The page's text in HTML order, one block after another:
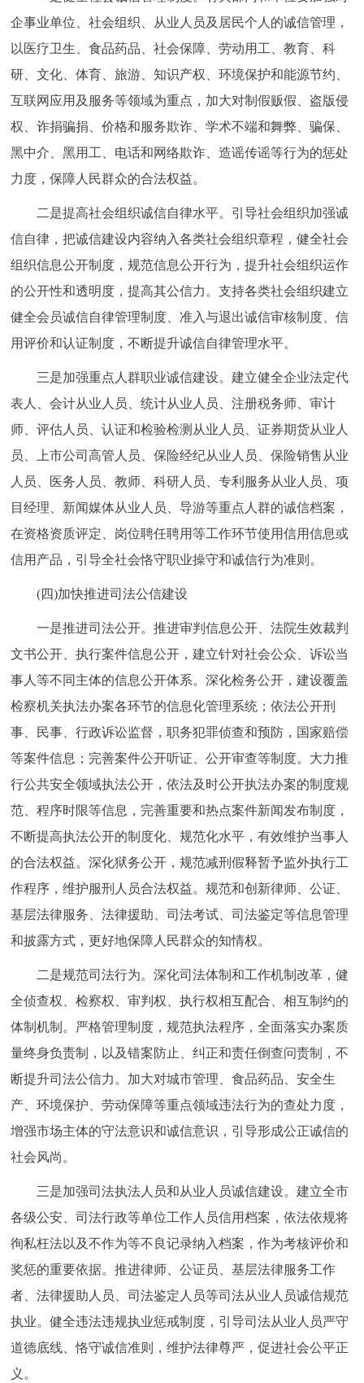
企事业单位、社会组织、从业人员及居民个人的诚信管理，
以医疗卫生、食品药品、社会保障、劳动用工、教育、科
研、文化、体育、旅游、知识产权、环境保护和能源节约、
互联网应用及服务等领域为重点，加大对制假贩假、盗版侵
权、诈捐骗捐、价格和服务欺诈、学术不端和舞弊、骗保、
黑中介、黑用工、电话和网络欺诈、造谣传谣等行为的惩处
力度，保障人民群众的合法权益。
二是提高社会组织诚信自律水平。引导社会组织加强诚
信自律，把诚信建设内容纳入各类社会组织章程，健全社会
组织信息公开制度，规范信息公开行为，提升社会组织运作
的公开性和透明度，提高其公信力。支持各类社会组织建立
健全会员诚信自律管理制度、准入与退出诚信审核制度、信
用评价和认证制度，不断提升诚信自律管理水平。
三是加强重点人群职业诚信建设。建立健全企业法定代
表人、会计从业人员、统计从业人员、注册税务师、审计
师、评估人员、认证和检验检测从业人员、证券期货从业人
员、上市公司高管人员、保险经纪从业人员、保险销售从业
人员、医务人员、教师、科研人员、专利服务从业人员、项
目经理、新闻媒体从业人员、导游等重点人群的诚信档案，
在资格资质评定、岗位聘任聘用等工作环节使用信用信息或
信用产品，引导全社会恪守职业操守和诚信行为准则。
(四)加快推进司法公信建设
一是推进司法公开。推进审判信息公开、法院生效裁判
文书公开、执行案件信息公开，建立针对社会公众、诉讼当
事人等不同主体的信息公开体系。深化检务公开，建设覆盖
检察机关执法办案各环节的信息化管理系统；依法公开刑
事、民事、行政诉讼监督，职务犯罪侦查和预防，国家赔偿
等案件信息；完善案件公开听证、公开审查等制度。大力推
行公共安全领域执法公开，依法及时公开执法办案的制度规
范、程序时限等信息，完善重要和热点案件新闻发布制度，
不断提高执法公开的制度化、规范化水平，有效维护当事人
的合法权益。深化狱务公开，规范减刑假释暂予监外执行工
作程序，维护服刑人员合法权益。规范和创新律师、公证、
基层法律服务、法律援助、司法考试、司法鉴定等信息管理
和披露方式，更好地保障人民群众的知情权。
二是规范司法行为。深化司法体制和工作机制改革，健
全侦查权、检察权、审判权、执行权相互配合、相互制约的
体制机制。严格管理制度，规范执法程序，全面落实办案质
量终身负责制，以及错案防止、纠正和责任倒查问责制，不
断提升司法公信力。加大对城市管理、食品药品、安全生
产、环境保护、劳动保障等重点领域违法行为的查处力度，
增强市场主体的守法意识和诚信意识，引导形成公正诚信的
社会风尚。
三是加强司法执法人员和从业人员诚信建设。建立全市
各级公安、司法行政等单位工作人员信用档案，依法依规将
徇私枉法以及不作为等不良记录纳入档案，作为考核评价和
奖惩的重要依据。推进律师、公证员、基层法律服务工作
者、法律援助人员、司法鉴定人员等司法从业人员诚信规范
执业。健全违法违规执业惩戒制度，引导司法从业人员严守
道德底线、恪守诚信准则，维护法律尊严，促进社会公平正
义。